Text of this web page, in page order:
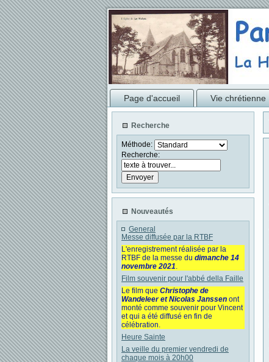
Page d'accueil Vie chrétienne
Recherche
Méthode:
Recherche:
Nouveautés
General
Messe diffusée par la RTBF
L'enregistrement réalisée par la
RTBF de la messe du dimanche 14
novembre 2021.
Film souvenir pour l'abbé della Faille
Le film que Christophe de
Wandeleer et Nicolas Janssen ont
monté comme souvenir pour Vincent
et qui a été diffusé en fin de
célébration.
Heure Sainte
La veille du premier vendredi de
chaque mois à 20h00